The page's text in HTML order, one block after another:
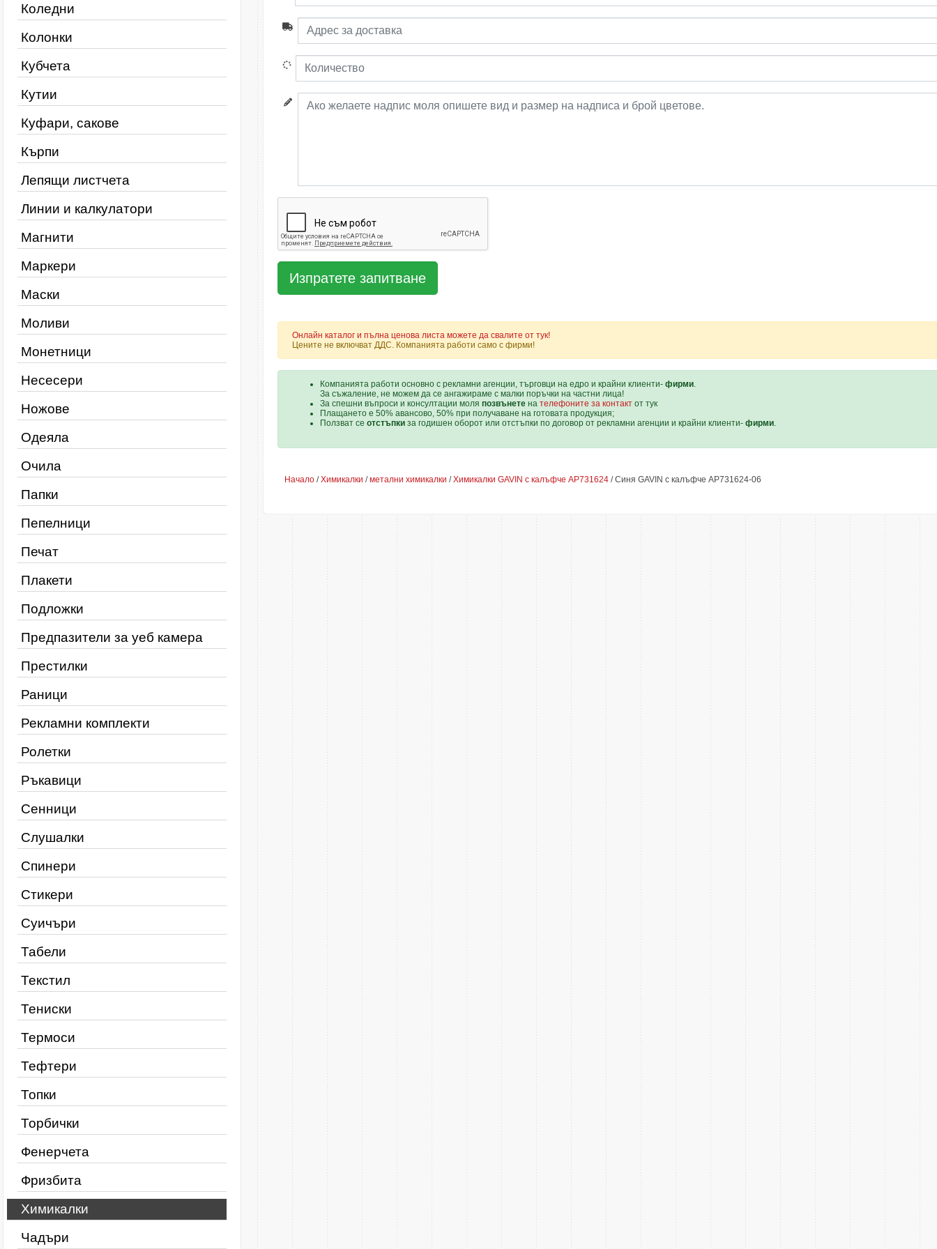
Коледни
Колонки
Кубчета
Кутии
Куфари, сакове
Кърпи
Лепящи листчета
Линии и калкулатори
Магнити
Маркери
Маски
Моливи
Монетници
Несесери
Ножове
Одеяла
Очила
Папки
Пепелници
Печат
Плакети
Подложки
Предпазители за уеб камера
Престилки
Раници
Рекламни комплекти
Ролетки
Ръкавици
Сенници
Слушалки
Спинери
Стикери
Суичъри
Табели
Текстил
Тениски
Термоси
Тефтери
Топки
Торбички
Фенерчета
Фризбита
Химикалки
Чадъри
Онлайн каталог и пълна ценова листа можете да свалите от тук!
Цените не включват ДДС. Компанията работи само с фирми!
Компанията работи основно с рекламни агенции, търговци на едро и крайни клиенти- фирми.
За съжаление, не можем да се ангажираме с малки поръчки на частни лица!
За спешни въпроси и консултации моля позвънете на телефоните за контакт от тук
Плащането е 50% авансово, 50% при получаване на готовата продукция;
Ползват се отстъпки за годишен оборот или отстъпки по договор от рекламни агенции и крайни клиенти- фирми.
Начало /Химикалки /метални химикалки /Химикалки GAVIN с калъфче AP731624 / Синя GAVIN с калъфче AP731624-06